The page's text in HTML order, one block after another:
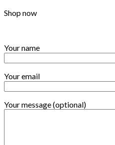
Shop now
Your name
Your email
Your message (optional)